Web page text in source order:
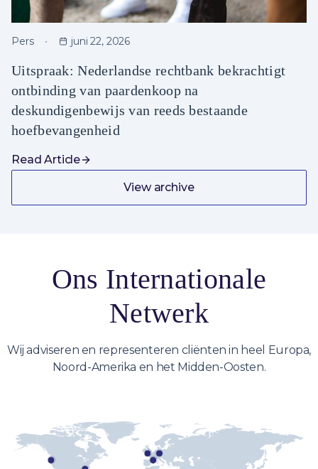
Pers juni 22, 2026
Uitspraak: Nederlandse rechtbank bekrachtigt
ontbinding van paardenkoop na
deskundigenbewijs van reeds bestaande
hoefbevangenheid
Read Article
View archive
Ons Internationale
Netwerk
Wij adviseren en representeren cliënten in heel Europa,
Noord-Amerika en het Midden-Oosten.